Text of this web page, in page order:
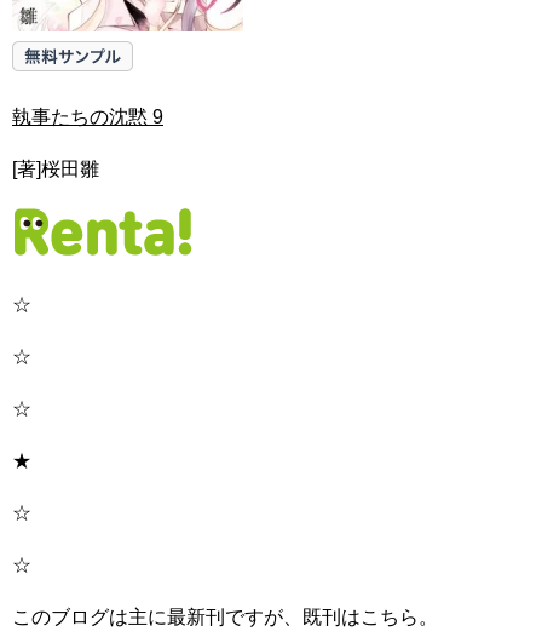
執事たちの沈黙 9
[著]桜田雛
☆
☆
☆
★
☆
☆
このブログは主に最新刊ですが、既刊はこちら。